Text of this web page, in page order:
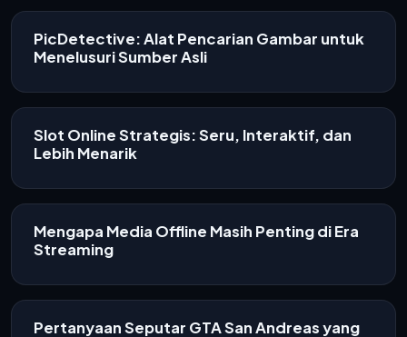
PicDetective: Alat Pencarian Gambar untuk
Menelusuri Sumber Asli
Slot Online Strategis: Seru, Interaktif, dan
Lebih Menarik
Mengapa Media Offline Masih Penting di Era
Streaming
Pertanyaan Seputar GTA San Andreas yang